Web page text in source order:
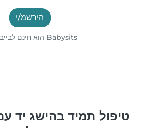
הירשמ/י
Babysits הוא חינם לבייביסיטריות!
טיפול תמיד בהישג יד